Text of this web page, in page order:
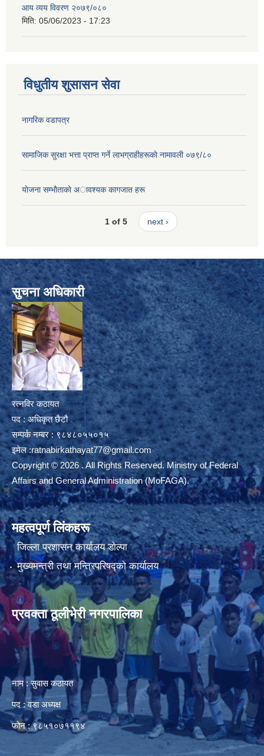
आय व्यय विवरण २०७९/०८०
मिति: 05/06/2023 - 17:23
विधुतीय शुसासन सेवा
नागरिक वडापत्र
सामाजिक सुरक्षा भत्ता प्राप्त गर्ने लाभग्राहीहरूकाे नामावली ०७९/८०
याेजना सम्भाैताकाे अावश्यक कागजात हरू
1 of 5 next ›
सुचना अधिकारी
रत्नविर कठायत
पद : अधिकृत छैटौ
सम्पर्क नम्बर : ९८४८०५५०१५
इमेल :ratnabirkathayat77@gmail.com
Copyright © 2026 . All Rights Reserved. Ministry of Federal
Affairs and General Administration (MoFAGA).
महत्वपूर्ण लिंकहरू
जिल्ला प्रशासन कार्यालय डाेल्पा
मुख्यमन्त्री तथा मन्त्रिपरिषद्को कार्यालय
प्रवक्ता ठूलीभेरी नगरपालिका
नाम : सुवास कठायत
पद : वडा अध्यक्ष
फोन : ९८५१०७११९४